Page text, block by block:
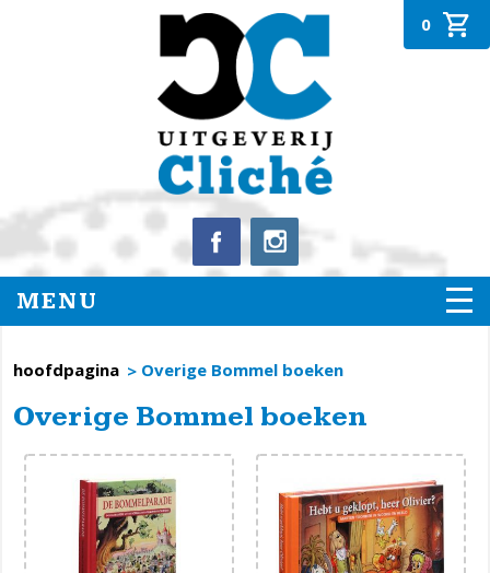
0
MENU
hoofdpagina Overige Bommel boeken
Overige Bommel boeken